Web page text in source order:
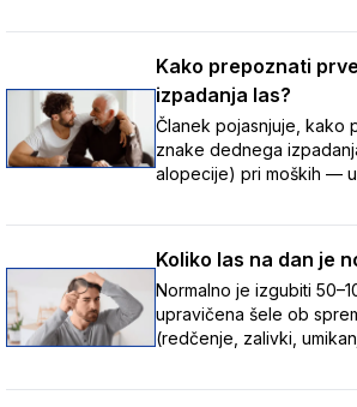
pomaga prepoznati, v
skozi čas.
Kako prepoznati
izpadanja las?
Članek pojasnjuje, kako
znake dednega
alopecije) pri moških —
tanjšanje in izgubo
opaziti zgodaj, saj je
dokler so lasni mešički
Koliko las na dan je
Normalno je izgubiti
upravičena šele ob
(redčenje, zalivki,
zdravila, dednost. Ob